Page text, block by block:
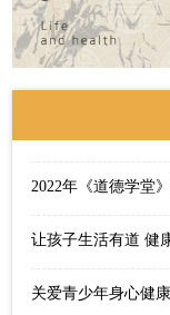
关爱青少年身心健
关爱青少年身心健